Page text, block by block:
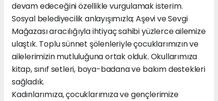
devam edeceğini özellikle vurgulamak isterim.
Sosyal belediyecilik anlayışımızla; Aşevi ve Sevgi
Mağazası aracılığıyla ihtiyaç sahibi yüzlerce ailemize
ulaştık. Toplu sünnet şölenleriyle çocuklarımızın ve
ailelerimizin mutluluğuna ortak olduk. Okullarımıza
kitap, sınıf setleri, boya-badana ve bakım destekleri
sağladık.
Kadınlarımıza, çocuklarımıza ve gençlerimize